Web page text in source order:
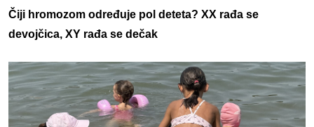
Čiji hromozom određuje pol deteta? XX rađa se
devojčica, XY rađa se dečak